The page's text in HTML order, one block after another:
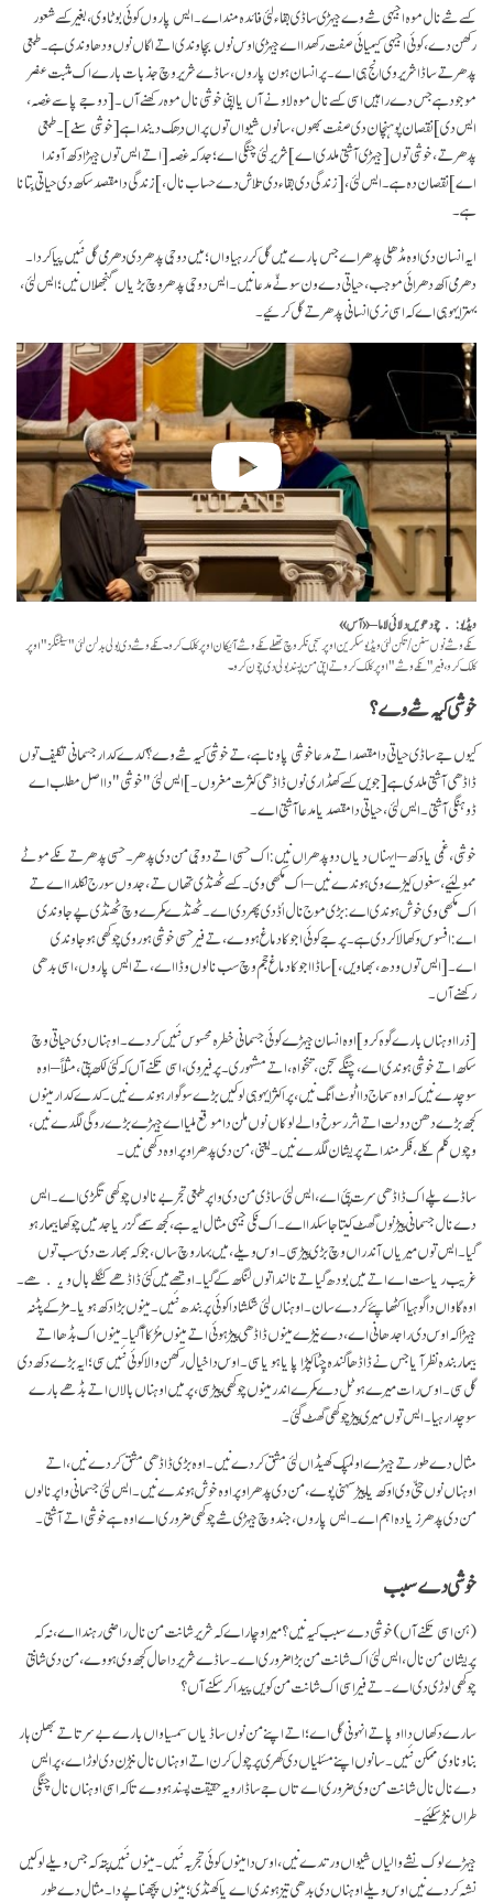
کسے شے نال موہ اجیہی شے وے جیہڑی ساڈی بقاء لئی فائدہ مند اے۔ ایس پاروں کوئی بوٹا وی، بغیر کسے شعور
رکھن دے، کوئی اجیہی کیمیائی صفت رکھدا اے جیہڑی اوس نوں بچاوندی اتے اگاں نوں ودھاوندی ہے۔ طبعی
پدھر تے ساڈا شریر وی انج ہی اے۔ پر انسان ہون پاروں، ساڈے شریر وچ جذبات بارے اک مثبت عنصر
موجود ہے جس دے راہیں اسی کسے نال موہ لاونے آں یا اپنی خوشی نال موہ رکھنے آں۔[دوجے پاسے غصہ،
ایس دی]نقصان پوہنچان دی صفت بھوں، سانوں شیواں توں پراں دھِک دیندا ہے[خوشی سنے]۔ طبعی
پدھر تے، خوشی توں[جیہڑی آشتی ملدی اے]شریر لئی چنگی اے؛ جد کہ غصہ[اتے ایس توں جیہڑا دکھ آوندا
اے]نقصان دہ ہے۔ ایس لئی،[زندگی دی بقاء دی تلاش دے حساب نال،]زندگی دا مقصد سکھ دی حیاتی بِتانا
ہے۔
ایہ انسان دی اوہ مڈھلی پدھر اے جس بارے میں گل کر رہیا واں؛ میں دوجی پدھر دی دھرمی گل نئیں پیا کردا۔
دھرمی اکھ دھرائی موجب، حیاتی دے ون سونّے مدعا نیں۔ ایس دوجی پدھر وچ بڑیاں گنجھلاں نیں؛ ایس لئی،
بہتر ایہو ہی اے کہ اسی نری انسانی پدھر تے گل کرئیے۔
ویڈیو: چودھویں دلائی لاما – «آس»
نکے وشے نوں سنن/تکن لئی ویڈیو سکرین اوپر سجی نکر وچ تھلے نکے وشے آئیکان اوپر کلک کرو۔ نکے وشے دی بولی بدلن لئی "سیٹنگز" اوپر
کلک کرو، فیر "نکے وشے" اوپر کلک کرو تے اپنی من پسند بولی دی چون کرو۔
خوشی کیہ شے وے؟
کیوں جے ساڈی حیاتی دا مقصد اتے مدعا خوشی پاونا ہے، تے خوشی کیہ شے وے؟ کدے کدار جسمانی تکلیف توں
ڈاڈھی آشتی ملدی ہے[جویں کسے کھڈاری نوں ڈاڈھی کثرت مغروں۔]ایس لئی "خوشی" دا اصل مطلب اے
ڈوہنگی آشتی۔ ایس لئی، حیاتی دا مقصد یا مدعا آشتی اے۔
خوشی، غمی یا دکھ – ایہناں دیاں دو پدھراں نیں: اک حسی اتے دوجی من دی پدھر۔ حسی پدھر تے نکے موٹے
ممولئیے، سغوں کیڑے وی ہوندے نیں – اک مکھی وی۔ کسے ٹھنڈی تھاں تے، جدوں سورج نکلدا اے تے
اک مکھی وی خوش ہوندی اے: بڑی موج نال اُڈدی پھردی اے۔ ٹھنڈے کمرے وچ ٹھنڈی پے جاوندی
اے: افسوس وکھالا کردی ہے۔ پر جے کوئی اجوکا دماغ ہووے، تے فیر حسی خوشی ہور وی چوکھی ہو جاوندی
اے۔[ایس توں ودھ، بھاویں،]ساڈا اجوکا دماغ حجم وچ سب نالوں وڈا اے، تے ایس پاروں، اسی بدھی
رکھنے آں۔
[ذرا اوہناں بارے گوہ کرو]اوہ انسان جیہڑے کوئی جسمانی خطرہ محسوس نئیں کردے۔ اوہناں دی حیاتی وچ
سکھ اتے خوشی ہوندی اے، چنگے سجن، تنخواہ، اتے مشہوری۔ پر فیر وی، اسی تکنے آں کہ کئی لکھ پتی، مثلاً – اوہ
سوچدے نیں کہ اوہ سماج دا اٹوٹ انگ نیں، پر اکثر ایہو ہی لوکیں بڑے سوگوار ہوندے نیں۔ کدے کدار مینوں
کجھ بڑے دھن دولت اتے اثر رسوخ والے لوکاں نوں ملن دا موقع ملیا اے جیہڑے بڑے روگی لگدے نیں،
وچوں کلم کلے، فکر مند اتے پریشان لگدے نیں۔ یعنی، من دی پدھر اوپر اوہ دکھی نیں۔
ساڈے پلے اک ڈاڈھی سرت پئی اے، ایس لئی ساڈی من دی واپر طبعی تجربے نالوں چوکھی تگڑی اے۔ ایس
دے نال جسمانی پیڑ نوں گھٹ کیتا جا سکدا اے۔ اک نکی جیہی مثال ایہ ہے، کجھ سمے گزریا جد میں چوکھا بیمار ہو
گیا۔ ایس توں میریاں آندراں وچ بڑی پیڑ سی۔ اوس ویلے، میں بہار وچ ساں، جو کہ بھارت دی سب توں
غریب ریاست اے اتے میں بودھ گیا تے نالندا توں لنگھ کے گیا۔ اوتھے میں کئی ڈاڈھے کنگلے بال ویکھے۔
اوہ گاواں دا گوہیا اکٹھا پئے کردے سان۔ اوہناں لئی شکشا دا کوئی پربندھ نئیں۔ مینوں بڑا دکھ ہویا۔ مڑکے پٹنہ
جیہڑا کہ اوس دی راجدھانی اے، دے نیڑے مینوں ڈاڈھی پیڑ ہوئی اتے مینوں مُڑکا آ گیا۔ مینوں اک بڈھا اتے
بیمار بندہ نظرآیا جس نے ڈاڈھا گندہ چِٹا کپڑا پایا ہویا سی۔ اوس دا خیال رکھن والا کوئی نئیں سی؛ ایہ بڑے دکھ دی
گل سی۔ اوس رات میرے ہوٹل دے کمرے اندر مینوں چوکھی پیڑ سی، پر میں اوہناں بالاں اتے بڈھے بارے
سوچدا رہیا۔ ایس توں میری پیڑ چوکھی گھٹ گئی۔
مثال دے طور تے جیہڑے اولمپک کھیڈاں لئی مشق کردے نیں۔ اوہ بڑی ڈاڈھی مشق کردے نیں، اتے
اوہناں نوں جنّی وی اوکھ یا پیڑ سہنی پوے، من دی پدھر اوپر اوہ خوش ہوندے نیں۔ ایس لئی جسمانی واپر نالوں
من دی پدھر زیادہ اہم اے۔ ایس پاروں، جند وچ جیہڑی شے چوکھی ضروری اے اوہ ہے خوشی اتے آشتی۔
خوشی دے سبب
(ہن اسی تکنے آں) خوشی دے سبب کیہ نیں؟ میرا وچار اے کہ شریر شانت من نال راضی رہندا اے، نہ کہ
پریشان من نال، ایس لئی اک شانت من بڑا ضروری اے۔ ساڈے شریر دا حال کجھ وی ہووے، من دی شانتی
چوکھی لوڑی دی اے۔ تے فیر اسی اک شانت من کویں پیدا کرسکنے آں؟
سارے دکھاں دا اوپا تے انہونی گل اے؛ اتے اپنے من نوں ساڈیاں سمسیاواں بارے بے سرتا تے بھلن ہار
بناونا وی ممکن نئیں۔ سانوں اپنے مسٔلیاں دی کھری پرچول کرن اتے اوہناں نال نبڑن دی لوڑ اے، پر ایس
دے نال نال شانت من وی ضروری اے تاں جے ساڈا رویہ حقیقت پسند ہووے تا کہ اسی اوہناں نال چنگی
طراں نبڑ سکئیے۔
جیہڑے لوک نشے والیاں شیواں ورتدے نیں، اوس دا مینوں کوئی تجربہ نئیں۔ مینوں نئیں پتہ کہ جس ویلے لوکیں
نشہ کردے نیں اوس ویلے اوہناں دی بدھی تیز ہوندی اے یا کھنڈی؛ مینوں پچھنا پے دا۔ مثال دے طور